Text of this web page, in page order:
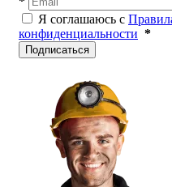
Я соглашаюсь с
конфиденциальности *
Подписаться